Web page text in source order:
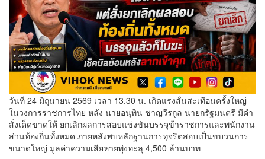
วันที่ 24 มิถุนายน 2569 เวลา 13.30 น. เกิดแรงสั่นสะเทือนครั้งใหญ่
ในวงการราชการไทย หลัง นายอนุทิน ชาญวีรกูล นายกรัฐมนตรี มีคำ
สั่งเด็ดขาดให้ ยกเลิกผลการสอบแข่งขันบรรจุข้าราชการและพนักงาน
ส่วนท้องถิ่นทั้งหมด ภายหลังพบหลักฐานการทุจริตสอบเป็นขบวนการ
ขนาดใหญ่ มูลค่าความเสียหายพุ่งทะลุ 4,500 ล้านบาท